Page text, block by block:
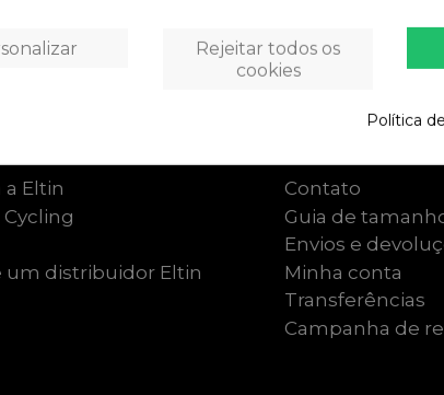
a Eltin
um distribuidor Eltin
Contato
Guia de
Envios e
Minha conta
Transferências
Campanha de
Rejeitar todos os
cookies
Política